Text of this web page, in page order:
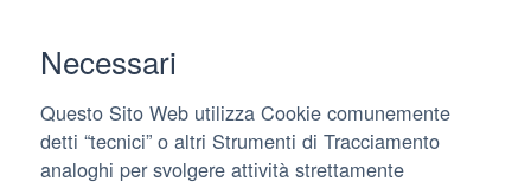
Necessari
Questo Sito Web utilizza Cookie comunemente
detti “tecnici” o altri Strumenti di Tracciamento
analoghi per svolgere attività strettamente